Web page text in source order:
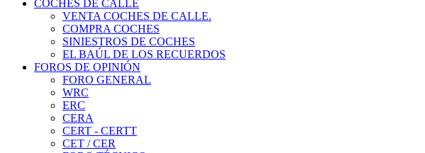
COCHES DE CALLE
VENTA COCHES DE CALLE.
COMPRA COCHES
SINIESTROS DE COCHES
EL BAÚL DE LOS RECUERDOS
FOROS DE OPINIÓN
FORO GENERAL
WRC
ERC
CERA
CERT - CERTT
CET / CER